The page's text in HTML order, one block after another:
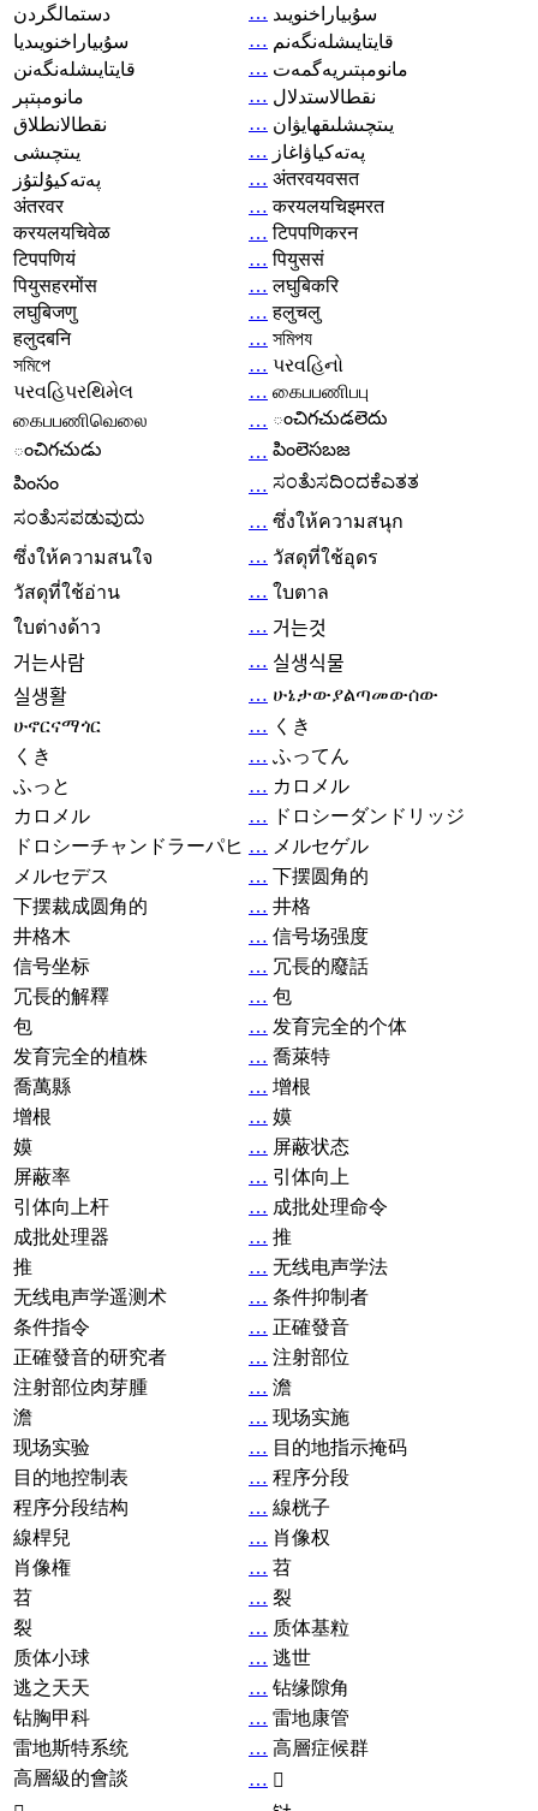
دستمالگردن
… سۇبياراخنويىد
سۇبياراخنويىديا
… قايتايىشلەنگەنم
قايتايىشلەنگەنن
… مانومېتىريەگمەت
مانومېتېر
… نقطالاستدلال
نقطالانطلاق
… يىتچىشلىقھايۋان
يىتچىشى
… پەتەكياۋاغاز
پەتەكيۇلتۇز
… अंतरवयवसत
अंतरवर
… करयलयचिइमरत
करयलयचिवेळ
… टिपपणिकरन
टिपपणियं
… पियुससं
पियुसहरमोंस
… लघुबिकरि
लघुबिजणु
… हलुचलु
हलुदबनि
… সমিপয
সমিপে
… પરવહિનો
પરવહિપરથિમેલ
… கைபபணிபபு
கைபபணிவெலை
… ంచిగచుడలెదు
ంచిగచుడు
… పింలెసబజ
పింసం
… ಸಂತೆುಸದಿಂದಕೆಎತತ
ಸಂತೆುಸಪಡುವುದು
… ซึ่งให้ความสนุก
ซึ่งให้ความสนใจ
… วัสดุที่ใช้อุดร
วัสดุที่ใช้อ่าน
… ใบตาล
ใบต่างด้าว
… 거는것
거는사람
… 실생식물
실생활
… ሁኔታውያልጣመውሰው
ሁኖርናማጎር
… くき
くき
… ふってん
ふっと
… カロメル
カロメル
… ドロシーダンドリッジ
ドロシーチャンドラーパヒ … メルセゲル
メルセデス
… 下摆圆角的
下摆裁成圆角的
… 井格
井格木
… 信号场强度
信号坐标
… 冗長的廢話
冗長的解釋
… 包
包
… 发育完全的个体
发育完全的植株
… 喬萊特
喬萬縣
… 增根
增根
… 嫫
嫫
… 屏蔽状态
屏蔽率
… 引体向上
引体向上杆
… 成批处理命令
成批处理器
… 推
推
… 无线电声学法
无线电声学遥测术
… 条件抑制者
条件指令
… 正確發音
正確發音的研究者
… 注射部位
注射部位肉芽腫
… 澹
澹
… 现场实施
现场实验
… 目的地指示掩码
目的地控制表
… 程序分段
程序分段结构
… 線桄子
線桿兒
… 肖像权
肖像権
… 苕
苕
… 裂
裂
… 质体基粒
质体小球
… 逃世
逃之天天
… 钻缘隙角
钻胸甲科
… 雷地康管
雷地斯特系统
… 高層症候群
高層級的會談
… 𧘞